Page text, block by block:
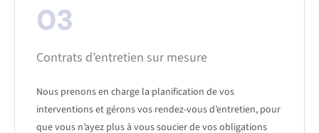
03
Contrats d’entretien sur mesure
Nous prenons en charge la planification de vos
interventions et gérons vos rendez-vous d’entretien, pour
que vous n’ayez plus à vous soucier de vos obligations